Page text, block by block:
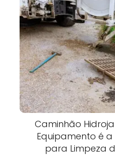
Caminhão
Equipamento é a
para Limpeza